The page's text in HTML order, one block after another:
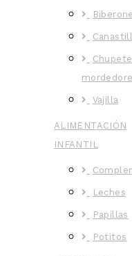
Vajilla
ALIMENTACIÓN
INFANTIL
Leches
Papillas
Potitos